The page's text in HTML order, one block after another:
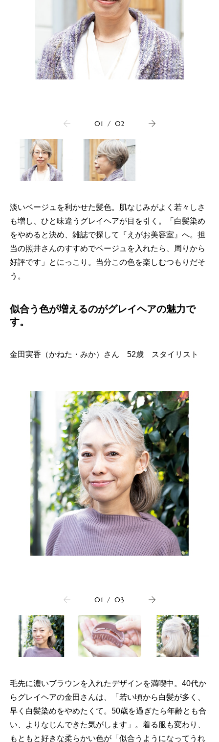
01 / 02
淡いベージュを利かせた髪色。肌なじみがよく若々しさ
も増し、ひと味違うグレイヘアが目を引く。「白髪染め
をやめると決め、雑誌で探して『えがお美容室』へ。担
当の照井さんのすすめでベージュを入れたら、周りから
好評です」とにっこり。当分この色を楽しむつもりだそ
う。
似合う色が増えるのがグレイヘアの魅力で
す。
金田実香（かねた・みか）さん 52歳 スタイリスト
01 / 03
毛先に濃いブラウンを入れたデザインを満喫中。40代か
らグレイヘアの金田さんは、「若い頃から白髪が多く、
早く白髪染めをやめたくて。50歳を過ぎたら年齢とも合
い、よりなじんできた気がします」。着る服も変わり、
もともと好きな柔らかい色が「似合うようになってうれ